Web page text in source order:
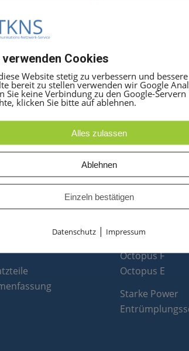
Miniset 330
PARTNER
optiPoint 500
Octopus F
Octopus E
Starke Power
Cookies
Website stetig zu verbessern und bessere
bereit zu stellen verwenden wir Google
Sie keine Verbindung zu den Google-Servern
klicken Sie bitte auf ablehnen.
Alles zulassen
Ablehnen
Einzeln bestätigen
Datenschutz | Impressum